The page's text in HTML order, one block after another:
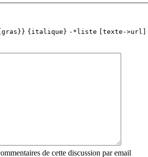
{italique} -*liste [texte->url]
de cette discussion par email